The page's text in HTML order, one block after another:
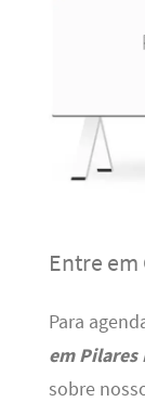
Entre
Para
em Pilares
sobre